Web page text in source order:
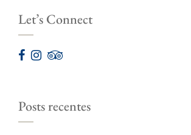
Let’s Connect
Posts recentes